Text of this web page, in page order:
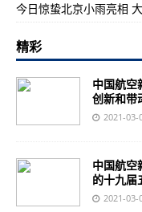
今日惊蛰北京小雨亮相
精彩
中国航空
创新和带
2021-03-
中国航空
的十九届
2021-03-